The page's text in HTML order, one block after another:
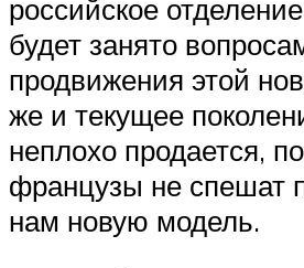
российское
будет занято
продвижения этой
же и текущее
неплохо продается,
французы не спешат
нам новую модель.